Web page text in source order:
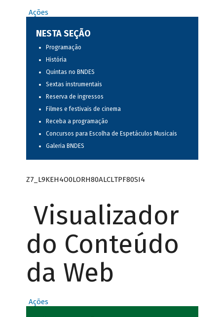
Ações
NESTA SEÇÃO
Programação
História
Quintas no BNDES
Sextas instrumentais
Reserva de ingressos
Filmes e festivais de cinema
Receba a programação
Concursos para Escolha de Espetáculos Musicais
Galeria BNDES
Z7_L9KEH4O0LORH80ALCLTPF80SI4
Visualizador
do Conteúdo
da Web
Ações